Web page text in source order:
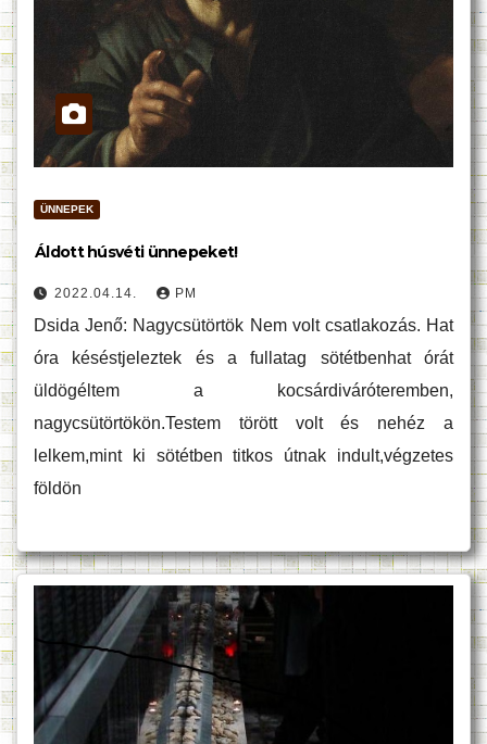
ÜNNEPEK
Áldott húsvéti ünnepeket!
2022.04.14. PM
Dsida Jenő: Nagycsütörtök Nem volt csatlakozás. Hat
óra késéstjeleztek és a fullatag sötétbenhat órát
üldögéltem a kocsárdiváróteremben,
nagycsütörtökön.Testem törött volt és nehéz a
lelkem,mint ki sötétben titkos útnak indult,végzetes
földön